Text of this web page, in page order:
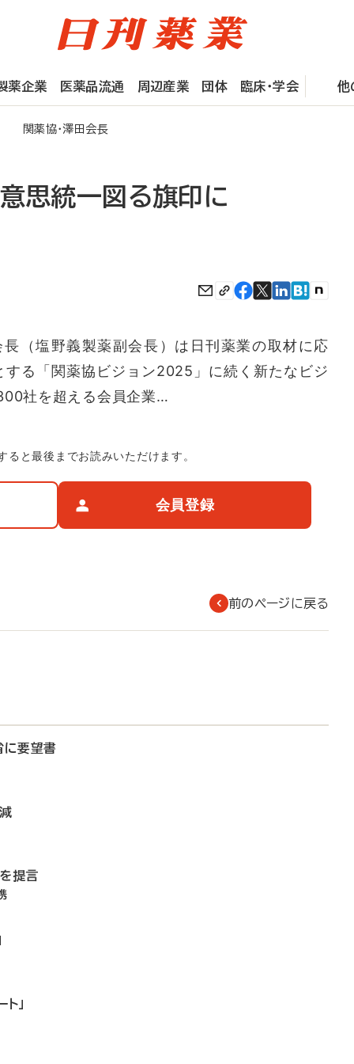
薬企業 医薬品流通 周辺産業 団体 臨床・学会 他
関薬協・澤田会長
思統一図る旗印に
（塩野義製薬副会長）は日刊薬業の取材に応
る「関薬協ビジョン2025」に続く新たなビジ
社を超える会員企業…
ると最後までお読みいただけます。
会員登録
前のページに戻る
に要望書
提言
」